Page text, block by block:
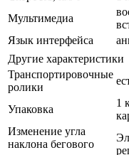
Мультимедиа
Язык интерфейса
Другие характеристики
Транспортировочные
ролики
Упаковка
1
Изменение угла
наклона бегового